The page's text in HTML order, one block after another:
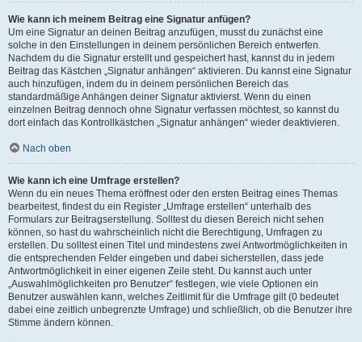
Wie kann ich meinem Beitrag eine Signatur anfügen?
Um eine Signatur an deinen Beitrag anzufügen, musst du zunächst eine
solche in den Einstellungen in deinem persönlichen Bereich entwerfen.
Nachdem du die Signatur erstellt und gespeichert hast, kannst du in jedem
Beitrag das Kästchen „Signatur anhängen“ aktivieren. Du kannst eine Signatur
auch hinzufügen, indem du in deinem persönlichen Bereich das
standardmäßige Anhängen deiner Signatur aktivierst. Wenn du einen
einzelnen Beitrag dennoch ohne Signatur verfassen möchtest, so kannst du
dort einfach das Kontrollkästchen „Signatur anhängen“ wieder deaktivieren.
Nach oben
Wie kann ich eine Umfrage erstellen?
Wenn du ein neues Thema eröffnest oder den ersten Beitrag eines Themas
bearbeitest, findest du ein Register „Umfrage erstellen“ unterhalb des
Formulars zur Beitragserstellung. Solltest du diesen Bereich nicht sehen
können, so hast du wahrscheinlich nicht die Berechtigung, Umfragen zu
erstellen. Du solltest einen Titel und mindestens zwei Antwortmöglichkeiten in
die entsprechenden Felder eingeben und dabei sicherstellen, dass jede
Antwortmöglichkeit in einer eigenen Zeile steht. Du kannst auch unter
„Auswahlmöglichkeiten pro Benutzer“ festlegen, wie viele Optionen ein
Benutzer auswählen kann, welches Zeitlimit für die Umfrage gilt (0 bedeutet
dabei eine zeitlich unbegrenzte Umfrage) und schließlich, ob die Benutzer ihre
Stimme ändern können.